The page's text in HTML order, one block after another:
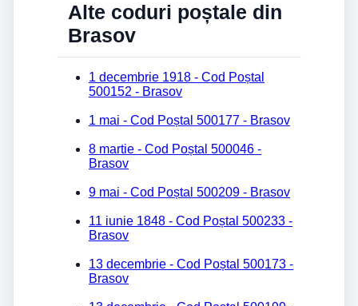
Alte coduri poștale din
Brasov
1 decembrie 1918 - Cod Poștal
500152 - Brasov
1 mai - Cod Poștal 500177 - Brasov
8 martie - Cod Poștal 500046 -
Brasov
9 mai - Cod Poștal 500209 - Brasov
11 iunie 1848 - Cod Poștal 500233 -
Brasov
13 decembrie - Cod Poștal 500173 -
Brasov